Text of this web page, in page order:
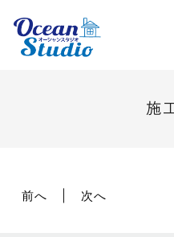
施
前へ 次へ